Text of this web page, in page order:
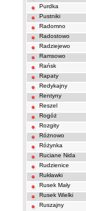
Purdka
Pustniki
Radomno
Radostowo
Radziejewo
Ramsowo
Rańsk
Rapaty
Redykajny
Rentyny
Reszel
Rogóż
Rozgity
Różnowo
Różynka
Ruciane Nida
Rudzienice
Rukławki
Rusek Mały
Rusek Wielki
Ruszajny